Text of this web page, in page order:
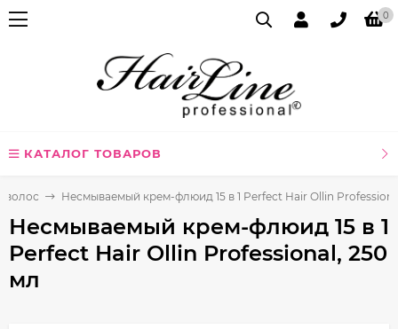
0
КАТАЛОГ ТОВАРОВ
волос Несмываемый крем-флюид 15 в 1 Perfect Hair Ollin
Несмываемый крем-флюид 15 в 1
Perfect Hair Ollin Professional, 250
мл